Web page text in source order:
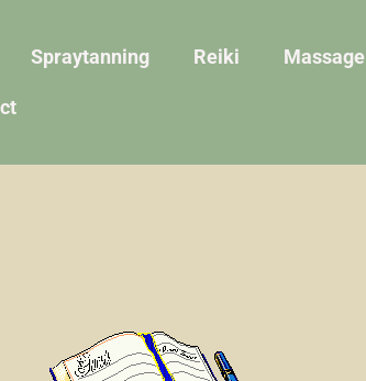
Spraytanning Reiki Massage